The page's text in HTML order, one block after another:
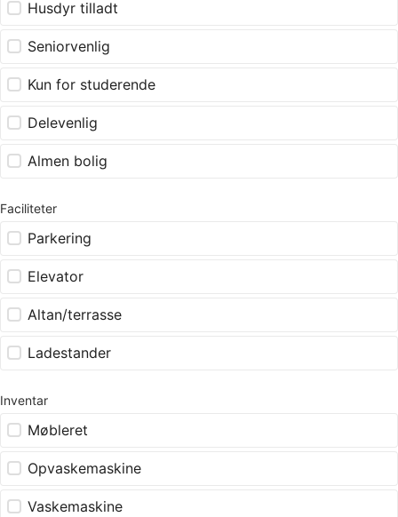
Husdyr tilladt
Seniorvenlig
Kun for studerende
Delevenlig
Almen bolig
Faciliteter
Parkering
Elevator
Altan/terrasse
Ladestander
Inventar
Møbleret
Opvaskemaskine
Vaskemaskine